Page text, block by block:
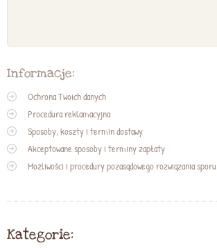
Informacje:
Ochrona Twoich danych
Procedura reklamacyjna
Sposoby, koszty i termin dostawy
Akceptowane sposoby i terminy zapłaty
Możliwości i procedury pozasądowego rozwiązania sporu
Kategorie: